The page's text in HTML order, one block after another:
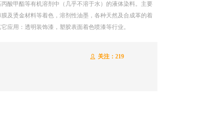
酸甲酯等有机溶剂中（几乎不溶于水）的液体染料。主要
及烫金材料等着色，溶剂性油墨，各种天然及合成革的着
应用：透明装饰漆，塑胶表面着色喷漆等行业。
ꄑ 关注： 219